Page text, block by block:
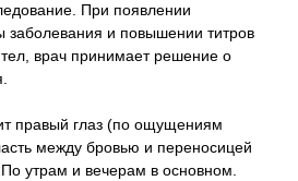
При появлении
заболевания и повышении титров
врач принимает решение о
правый глаз (по ощущениям
между бровью и переносицей
утрам и вечерам в основном.